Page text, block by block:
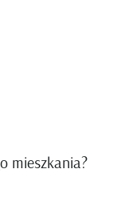
mieszkania?